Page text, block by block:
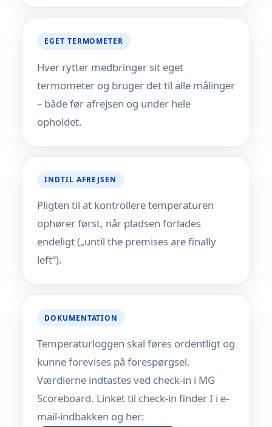
EGET TERMOMETER
Hver rytter medbringer sit eget
termometer og bruger det til alle målinger
– både før afrejsen og under hele
opholdet.
INDTIL AFREJSEN
Pligten til at kontrollere temperaturen
ophører først, når pladsen forlades
endeligt („until the premises are finally
left“).
DOKUMENTATION
Temperaturloggen skal føres ordentligt og
kunne forevises på forespørgsel.
Værdierne indtastes ved check-in i MG
Scoreboard. Linket til check-in finder I i e-
mail-indbakken og her: